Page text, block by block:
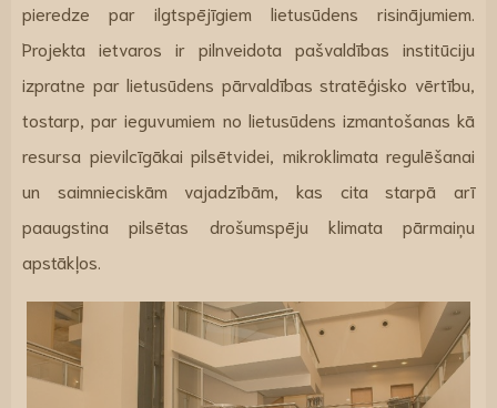
pieredze par ilgtspējīgiem lietusūdens risinājumiem.
Projekta ietvaros ir pilnveidota pašvaldības institūciju
izpratne par lietusūdens pārvaldības stratēģisko vērtību,
tostarp, par ieguvumiem no lietusūdens izmantošanas kā
resursa pievilcīgākai pilsētvidei, mikroklimata regulēšanai
un saimnieciskām vajadzībām, kas cita starpā arī
paaugstina pilsētas drošumspēju klimata pārmaiņu
apstākļos.